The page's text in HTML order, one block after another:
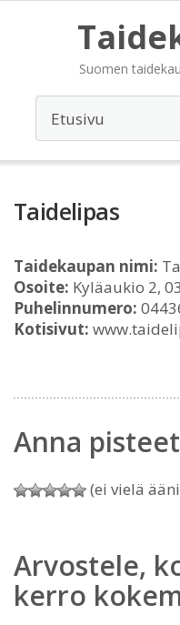
Suomen
Taidelipas
Taidekaupan nimi:
Osoite: Kyläaukio 2,
Puhelinnumero:
Kotisivut:
Anna pisteet
(ei vielä
Arvostele,
kerro